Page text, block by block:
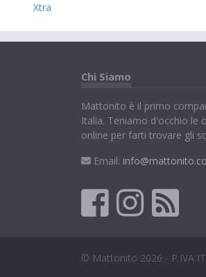
Xtra
Chi Siamo
Mattonito è il primo
Italia. Teniamo d'occhio le
online per farti trovare gli
Email:
© Mattonito 2026 - P.IVA